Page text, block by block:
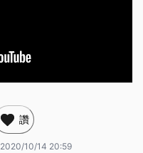
讚
2020/10/14 20:59